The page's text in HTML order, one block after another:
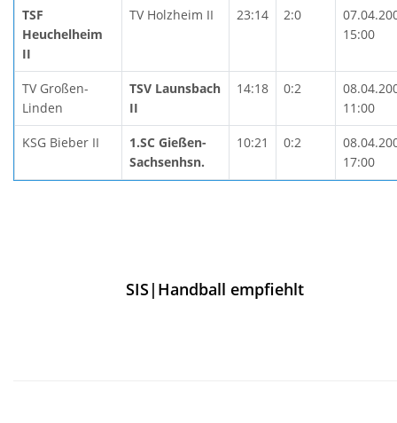
TSF
Heuchelheim
II
TV Holzheim II 23:14 2:0
15:00
TV Großen-
Linden
TSV Launsbach
II
14:18 0:2
11:00
KSG Bieber II
1.SC Gießen-
Sachsenhsn.
10:21 0:2
17:00
SIS|Handball empfiehlt